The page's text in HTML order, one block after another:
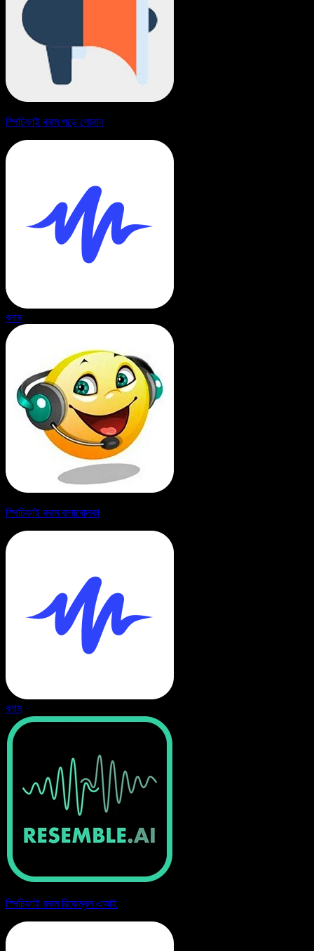
স্পিচিফাই বনাম পড়ে শোনান
বনাম
স্পিচিফাই বনাম বালাবোলকা
বনাম
স্পিচিফাই বনাম রিজেম্বল এআই